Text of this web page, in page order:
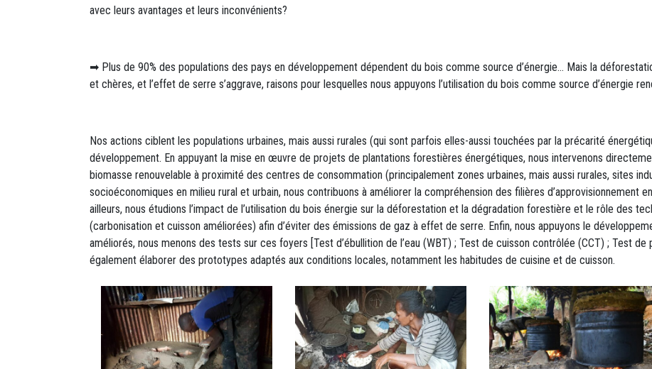
avec leurs avantages et leurs inconvénients?
➡ Plus de 90% des populations des pays en développement dépendent du bois comme source d’énergie… Mais la
et chères, et l’effet de serre s’aggrave, raisons pour lesquelles nous appuyons l’utilisation du bois comme source d’énergie
Nos actions ciblent les populations urbaines, mais aussi rurales (qui sont parfois elles-aussi touchées par la précarité
développement. En appuyant la mise en œuvre de projets de plantations forestières énergétiques, nous intervenons
biomasse renouvelable à proximité des centres de consommation (principalement zones urbaines, mais aussi rurales, sites
socioéconomiques en milieu rural et urbain, nous contribuons à améliorer la compréhension des filières d’approvisionnement
ailleurs, nous étudions l’impact de l’utilisation du bois énergie sur la déforestation et la dégradation forestière et le rôle des
(carbonisation et cuisson améliorées) afin d’éviter des émissions de gaz à effet de serre. Enfin, nous appuyons le
améliorés, nous menons des tests sur ces foyers [Test d’ébullition de l’eau (WBT) ; Test de cuisson contrôlée (CCT) ; Test
également élaborer des prototypes adaptés aux conditions locales, notamment les habitudes de cuisine et de cuisson.